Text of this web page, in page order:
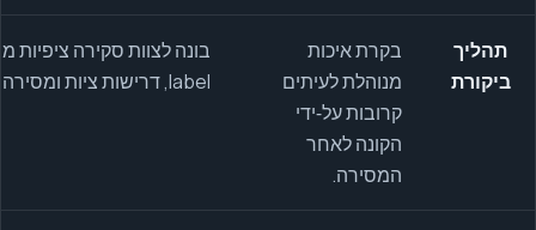
תהליך
ביקורת
בקרת איכות
מנוהלת לעיתים
קרובות על‑ידי
הקונה לאחר
המסירה.
label, דרישות ציות ומסירה בטוחה ללקוח.